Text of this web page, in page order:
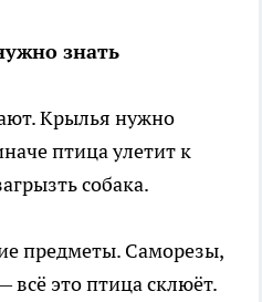
знать
Крылья нужно
птица улетит к
собака.
предметы. Саморезы,
всё это птица склюёт.